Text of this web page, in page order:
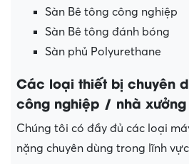
Sàn Bê tông công nghiệp
Sàn Bê tông đánh bóng
Sàn phủ Polyurethane
Các loại thiết bị chuyên
công nghiệp / nhà xưởng
Chúng tôi có đầy đủ các loại
nặng chuyên dùng trong lĩnh